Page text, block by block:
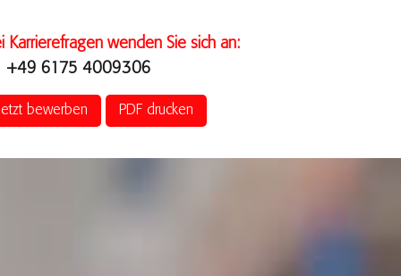
Karrierefragen wenden Sie sich an:
+49 6175 4009306
bewerben PDF drucken